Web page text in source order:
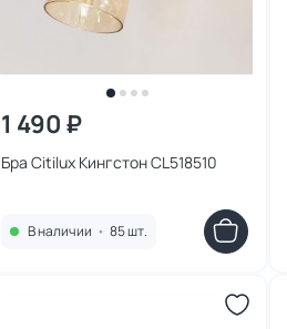
1 490 ₽
Бра Citilux Кингстон CL518510
В наличии • 85 шт.